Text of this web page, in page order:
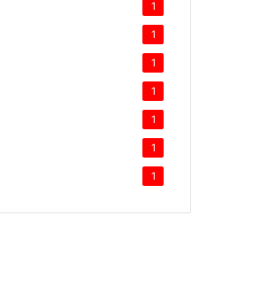
1
1
1
1
1
1
1